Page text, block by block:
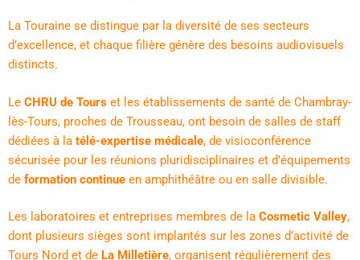
La Touraine se distingue par la diversité de ses secteurs
d’excellence, et chaque filière génère des besoins audiovisuels
distincts.
Le CHRU de Tours et les établissements de santé de Chambray-
lès-Tours, proches de Trousseau, ont besoin de salles de staff
dédiées à la télé-expertise médicale, de visioconférence
sécurisée pour les réunions pluridisciplinaires et d’équipements
de formation continue en amphithéâtre ou en salle divisible.
Les laboratoires et entreprises membres de la Cosmetic Valley,
dont plusieurs sièges sont implantés sur les zones d’activité de
Tours Nord et de La Milletière, organisent régulièrement des